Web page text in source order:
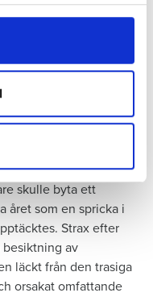
trafik. Vi
och annan
samarbetar med.
med annan
kontrakt prövats både
skulle byta ett
året som en spricka i
Strax efter
av
läckt från den trasiga
orsakat omfattande